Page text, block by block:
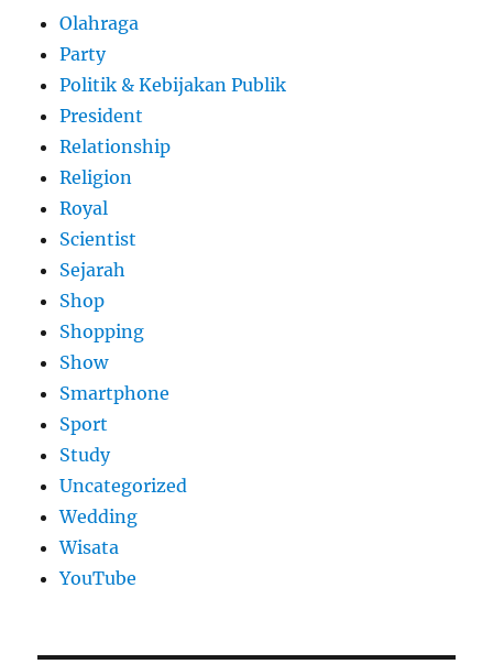
Olahraga
Party
Politik & Kebijakan Publik
President
Relationship
Religion
Royal
Scientist
Sejarah
Shop
Shopping
Show
Smartphone
Sport
Study
Uncategorized
Wedding
Wisata
YouTube